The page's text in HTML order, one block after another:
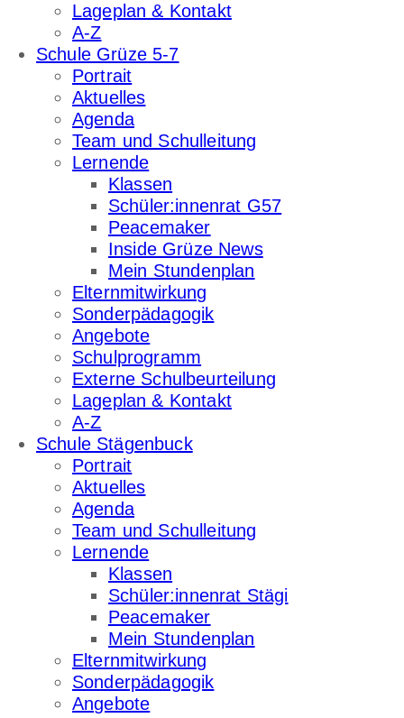
Lageplan & Kontakt
A-Z
Schule Grüze 5-7
Portrait
Aktuelles
Agenda
Team und Schulleitung
Lernende
Klassen
Schüler:innenrat G57
Peacemaker
Inside Grüze News
Mein Stundenplan
Elternmitwirkung
Sonderpädagogik
Angebote
Schulprogramm
Externe Schulbeurteilung
Lageplan & Kontakt
A-Z
Schule Stägenbuck
Portrait
Aktuelles
Agenda
Team und Schulleitung
Lernende
Klassen
Schüler:innenrat Stägi
Peacemaker
Mein Stundenplan
Elternmitwirkung
Sonderpädagogik
Angebote